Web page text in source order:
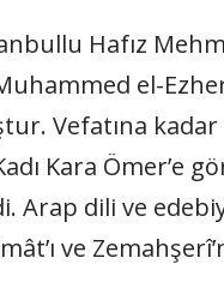
Hafız
el-
Vefatına
Kara Ömer’e
dili ve
ve